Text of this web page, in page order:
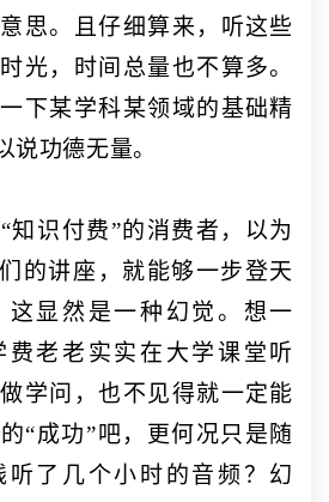
思。且仔细算来，听这些
光，时间总量也不算多。
下某学科某领域的基础精
说功德无量。
“知识付费”的消费者，以为
的讲座，就能够一步登天
这显然是一种幻觉。想一
费老老实实在大学课堂听
学问，也不见得就一定能
“成功”吧，更何况只是随
听了几个小时的音频？幻